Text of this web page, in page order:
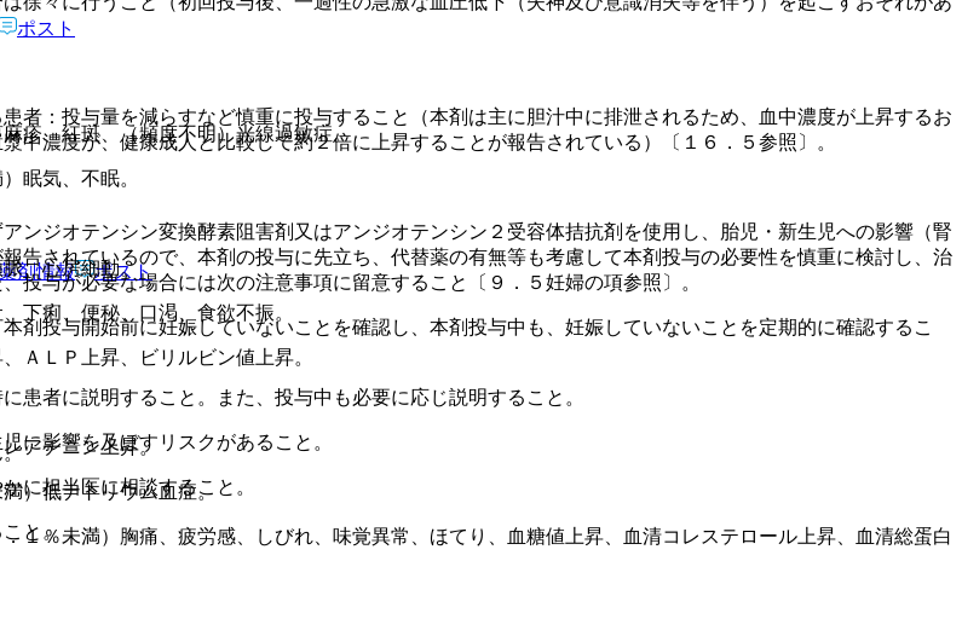
：投与量を減らすなど慎重に投与すること（本剤は主に胆汁中に排泄されるため、血中濃度が上昇するお
濃度が、健康成人と比較して約２倍に上昇することが報告されている）〔１６．５参照〕。
ジオテンシン変換酵素阻害剤又はアンジオテンシン２受容体拮抗剤を使用し、胎児・新生児への影響（腎
告されているので、本剤の投与に先立ち、代替薬の有無等も考慮して本剤投与の必要性を慎重に検討し、治
与が必要な場合には次の注意事項に留意すること〔９．５妊婦の項参照〕。
投与開始前に妊娠していないことを確認し、本剤投与中も、妊娠していないことを定期的に確認するこ
者に説明すること。また、投与中も必要に応じ説明すること。
に影響を及ぼすリスクがあること。
に担当医に相談すること。
と。
疹、紅斑、（頻度不明）光線過敏症。
眠気、不眠。
、心房細動。
下痢、便秘、口渇、食欲不振。
ＡＬＰ上昇、ビリルビン値上昇。
アチニン上昇。
）低ナトリウム血症。
％未満）胸痛、疲労感、しびれ、味覚異常、ほてり、血糖値上昇、血清コレステロール上昇、血清総蛋白
ポスト
剤情報 ポスト